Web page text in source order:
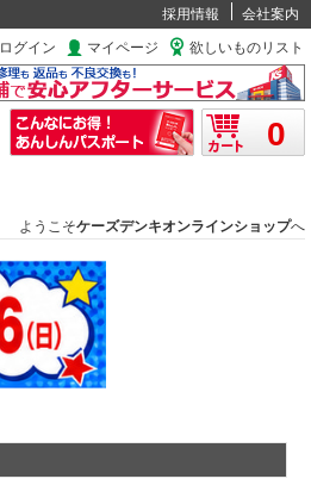
採用情報
会社案内
ログイン マイページ 欲しいものリスト
0
ようこそケーズデンキオンラインショップへ